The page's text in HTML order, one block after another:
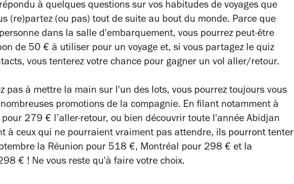
à quelques questions sur vos habitudes de voyages que
(re)partez (ou pas) tout de suite au bout du monde. Parce que
dans la salle d'embarquement, vous pourrez peut-être
de 50 € à utiliser pour un voyage et, si vous partagez le quiz
vous tenterez votre chance pour gagner un vol aller/retour.
pas à mettre la main sur l'un des lots, vous pourrez toujours vous
promotions de la compagnie. En filant notamment à
279 € l’aller-retour, ou bien découvrir toute l'année Abidjan
à ceux qui ne pourraient vraiment pas attendre, ils pourront tenter
la Réunion pour 518 €, Montréal pour 298 € et la
€ ! Ne vous reste qu'à faire votre choix.